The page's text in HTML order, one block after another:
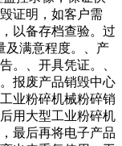
媒介，被广泛应用
业秘密或个人隐私
、企业利益或个人
泄露，例如，销毁
销毁流程是什么？
各类单据数量也日
动，还可能包含客
都发放了《“防风
并提醒废品收购站
巡逻警力在巡逻期
系失主。经过平台
外旅游回来后又来
，其间还去参观了
处置标准和技术规
加工、运输活动
及时规范。同时，
，畅通举报么样程
相关要求之后，就
证明，如客户需
以备存档查验。过
及满意程度。、产
。、开具凭证。、
报废产品销毁中心
业粉碎机械粉碎销
用大型工业粉碎机
最后再将电子产品